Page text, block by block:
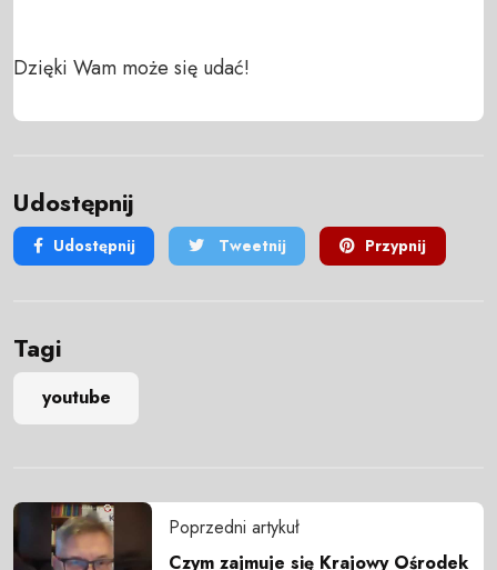
Dzięki Wam może się udać!
Udostępnij
Udostępnij Tweetnij Przypnij
Tagi
youtube
Poprzedni artykuł
Czym zajmuje się Krajowy Ośrodek